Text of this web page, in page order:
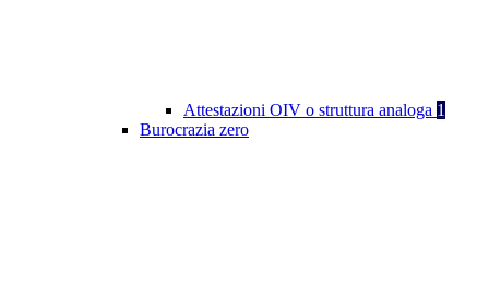
Attestazioni OIV o struttura analoga 1
Burocrazia zero